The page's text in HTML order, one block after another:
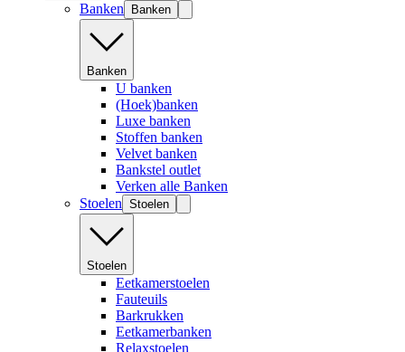
Banken Banken
Banken
U banken
(Hoek)banken
Luxe banken
Stoffen banken
Velvet banken
Bankstel outlet
Verken alle Banken
Stoelen Stoelen
Stoelen
Eetkamerstoelen
Fauteuils
Barkrukken
Eetkamerbanken
Relaxstoelen